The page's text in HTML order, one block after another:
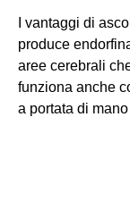
I vantaggi di
produce
aree cerebrali
funziona anche
a portata di